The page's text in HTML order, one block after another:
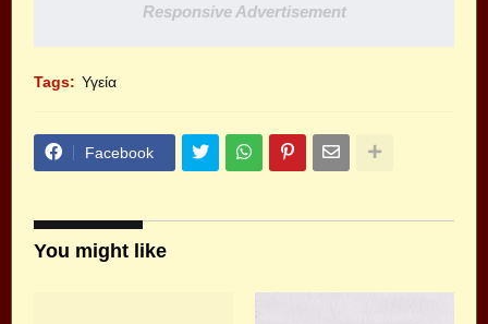
Responsive Advertisement
Tags: Υγεία
Facebook
You might like